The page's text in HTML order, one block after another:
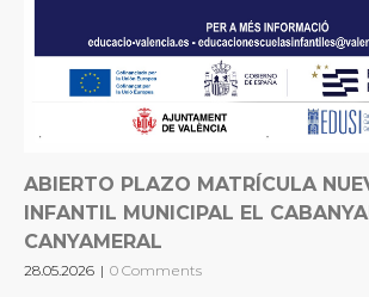
ABIERTO PLAZO MATRÍCULA
INFANTIL MUNICIPAL EL
CANYAMERAL
28.05.2026 | 0 Comments